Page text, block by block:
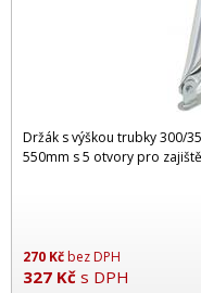
Držák s výškou trubky 300/
550mm s 5 otvory pro
270 Kčbez DPH
327 Kč s DPH